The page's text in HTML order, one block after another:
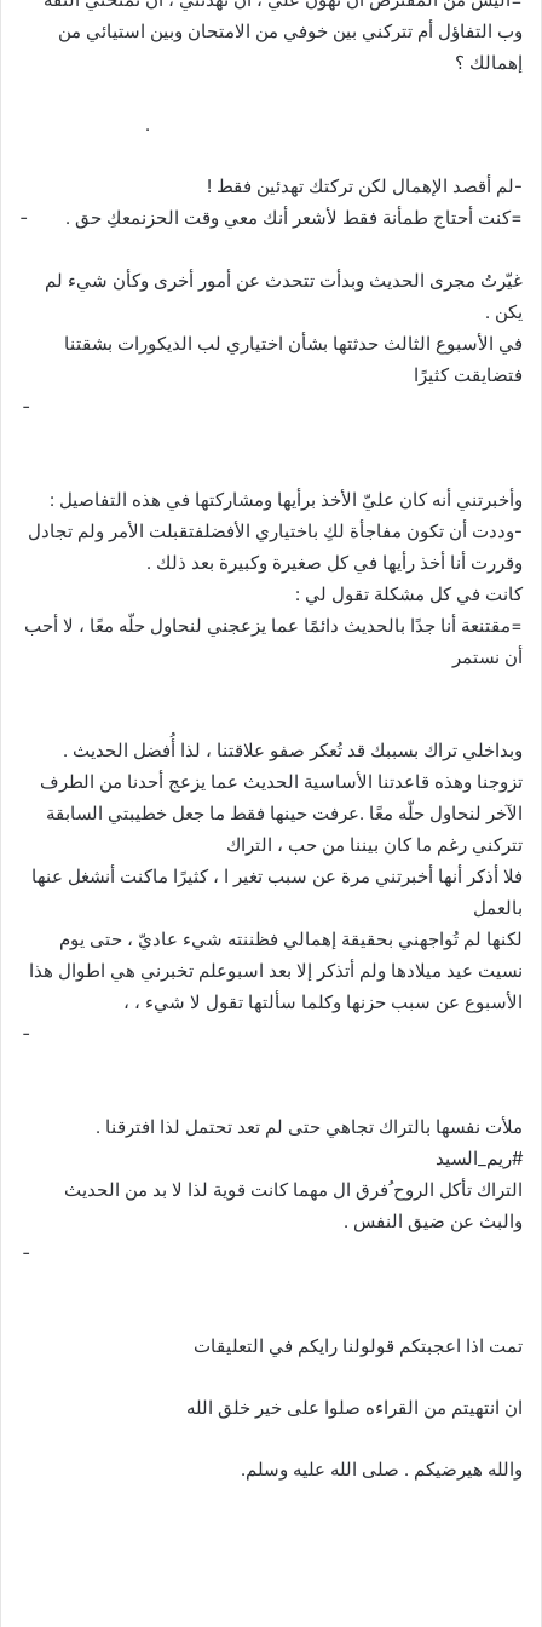
وب التفاؤل أم تتركني بين خوفي من الامتحان وبين استيائي من
إهمالك ؟
­ ­ ­ ­ ­ ­ ­ ­ ­ ­ ­ ­ ­ ­ ­ ­ ­ ­ ­ ­ ­ ­ ­ ­ ­ ­ ­ ­ ­ ­ ­ ­ ­ ­ ­ ­ ­ ­ ­ ­ ­ ­ ­ ­ ­ ­ ­ ­ ­ ­ ­ ­ ­ ­ ­ ­ ­ ­ ­ ­ ­ ­ ­ ­ ­ ­ ­ ­ ­ ­ ­ ­ ­ ­ ­ ­ ­ .
-لم أقصد الإهمال لكن تركتك تهدئين فقط !
=كنت أحتاج طمأنة فقط لأشعر أنك معي وقت الحزنمعكِ حق . ­ ­ ­ ­ ­ ­ ­ ­
غيّرتُ مجرى الحديث وبدأت تتحدث عن أمور أخرى وكأن شيء لم
يكن .
في الأسبوع الثالث حدثتها بشأن اختياري لب الديكورات بشقتنا
فتضايقت كثيرًا
وأخبرتني أنه كان عليّ الأخذ برأيها ومشاركتها في هذه التفاصيل :
-وددت أن تكون مفاجأة لكِ باختياري الأفضلفتقبلت الأمر ولم تجادل
وقررت أنا أخذ رأيها في كل صغيرة وكبيرة بعد ذلك .
كانت في كل مشكلة تقول لي :
=مقتنعة أنا جدًا بالحديث دائمًا عما يزعجني لنحاول حلّه معًا ، لا أحب
أن نستمر­ ­
وبداخلي تراك بسببك قد تُعكر صفو علاقتنا ، لذا أُفضل الحديث .
تزوجنا وهذه قاعدتنا الأساسية الحديث عما يزعج أحدنا من الطرف
الآخر لنحاول حلّه معًا .عرفت حينها فقط ما جعل خطيبتي السابقة
تتركني رغم ما كان بيننا من حب ، التراك
فلا أذكر أنها أخبرتني مرة عن سبب تغير ا ، كثيرًا ماكنت أنشغل عنها
بالعمل­
لكنها لم تُواجهني بحقيقة إهمالي فظننته شيء عاديّ ، حتى يوم
نسيت عيد ميلادها ولم أتذكر إلا بعد اسبوعلم تخبرني هي اطوال هذا
الأسبوع عن سبب حزنها وكلما سألتها تقول لا شيء ، ،
ملأت نفسها بالتراك تجاهي حتى لم تعد تحتمل لذا افترقنا .
#ريم_السيد
التراك تأكل الروح ُفرق ال مهما كانت قوية لذا لا بد من الحديث
والبث عن ضيق النفس .
تمت اذا اعجبتكم قولولنا رايكم في التعليقات
ان انتهيتم من القراءه صلوا على خير خلق الله
والله هيرضيكم . صلى الله عليه وسلم.